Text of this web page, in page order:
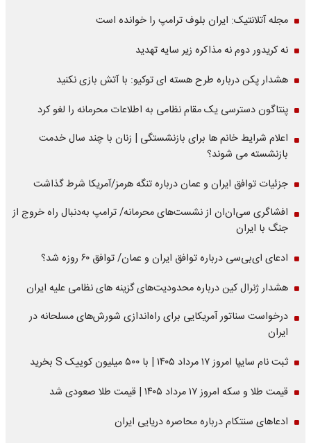
مجله آتلانتیک: ایران بلوف ترامپ را خوانده است
نه کریدور دوم نه مذاکره زیر سایه تهدید
هشدار پکن درباره طرح هسته ای توکیو: با آتش بازی نکنید
پنتاگون دسترسی یک مقام نظامی به اطلاعات محرمانه را لغو کرد
اعلام شرایط خانم ها برای بازنشستگی | زنان با چند سال خدمت
بازنشسته می شوند؟
جزئیات توافق ایران و عمان درباره تنگه هرمز/آمریکا شرط گذاشت
افشاگری سی‌ان‌ان از نشست‌های محرمانه/ ترامپ به‌دنبال راه خروج از
جنگ با ایران
ادعای ای‌بی‌سی درباره توافق ایران و عمان/ توافق ۶۰ روزه شد؟
هشدار ژنرال کین درباره محدودیت‌های گزینه های نظامی علیه ایران
درخواست سناتور آمریکایی برای راه‌اندازی شورش‌های مسلحانه در
ایران
ثبت نام سایپا امروز ۱۷ مرداد ۱۴۰۵ | با ۵۰۰ میلیون کوییک S بخرید
قیمت طلا و سکه امروز ۱۷ مرداد ۱۴۰۵ | قیمت طلا صعودی شد
ادعاهای سنتکام درباره محاصره دریایی ایران